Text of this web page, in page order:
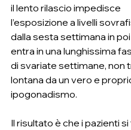
il lento rilascio impedisce
l’esposizione a livelli
dalla sesta settimana in
entra in una lunghissima
di svariate settimane, non
lontana da un vero e
ipogonadismo.
Il risultato è che i pazienti